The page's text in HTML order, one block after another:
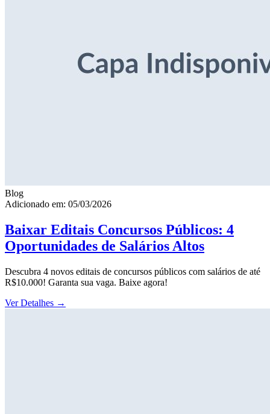
Blog
Adicionado em: 05/03/2026
Baixar Editais Concursos Públicos: 4
Oportunidades de Salários Altos
Descubra 4 novos editais de concursos públicos com salários de até
R$10.000! Garanta sua vaga. Baixe agora!
Ver Detalhes →